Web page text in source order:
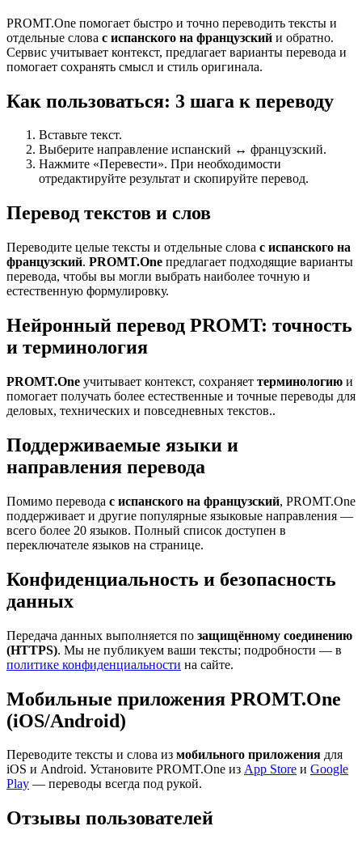
PROMT.One помогает быстро и точно переводить тексты и
отдельные слова с испанского на французский и обратно.
Сервис учитывает контекст, предлагает варианты перевода и
помогает сохранять смысл и стиль оригинала.
Как пользоваться: 3 шага к переводу
Вставьте текст.
Выберите направление испанский ↔ французский.
Нажмите «Перевести». При необходимости
отредактируйте результат и скопируйте перевод.
Перевод текстов и слов
Переводите целые тексты и отдельные слова с испанского на
французский. PROMT.One предлагает подходящие варианты
перевода, чтобы вы могли выбрать наиболее точную и
естественную формулировку.
Нейронный перевод PROMT: точность
и терминология
PROMT.One учитывает контекст, сохраняет терминологию и
помогает получать более естественные и точные переводы для
деловых, технических и повседневных текстов..
Поддерживаемые языки и
направления перевода
Помимо перевода с испанского на французский, PROMT.One
поддерживает и другие популярные языковые направления —
всего более 20 языков. Полный список доступен в
переключателе языков на странице.
Конфиденциальность и безопасность
данных
Передача данных выполняется по защищённому соединению
(HTTPS). Мы не публикуем ваши тексты; подробности — в
политике конфиденциальности на сайте.
Мобильные приложения PROMT.One
(iOS/Android)
Переводите тексты и слова из мобильного приложения для
iOS и Android. Установите PROMT.One из App Store и Google
Play — переводы всегда под рукой.
Отзывы пользователей